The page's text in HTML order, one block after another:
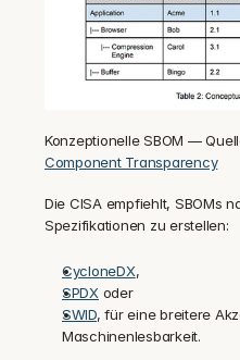
Konzeptionelle SBOM —
Component Transparency
Die CISA empfiehlt, SBOMs
Spezifikationen zu erstellen:
CycloneDX,
SPDX oder
SWID, für eine breitere
Maschinenlesbarkeit.